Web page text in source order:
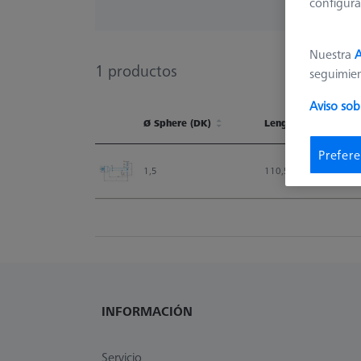
1 productos
Ø Sphere (DK) Length (L)
1,5
110,5
INFORMACIÓN
Servicio
Nuestra
Aviso